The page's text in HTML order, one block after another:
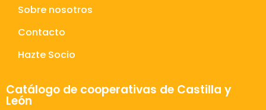
Sobre nosotros
Contacto
Hazte Socio
Catálogo de cooperativas de Castilla y
León